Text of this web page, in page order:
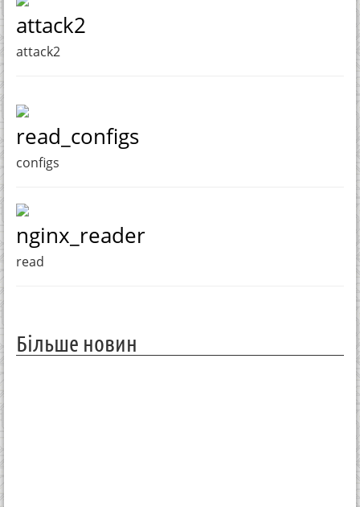
attack2
attack2
read_configs
configs
nginx_reader
read
Більше новин